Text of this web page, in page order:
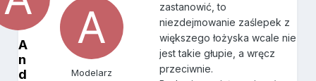
A
n
d
Modelarz
zastanowić, to
niezdejmowanie zaślepek z
większego łożyska wcale nie
jest takie głupie, a wręcz
przeciwnie.